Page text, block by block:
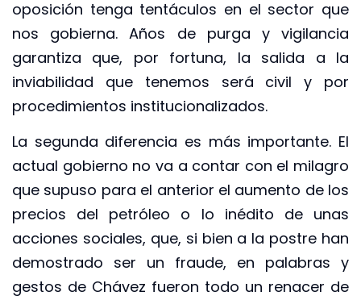
oposición tenga tentáculos en el sector que
nos gobierna. Años de purga y vigilancia
garantiza que, por fortuna, la salida a la
inviabilidad que tenemos será civil y por
procedimientos institucionalizados.
La segunda diferencia es más importante. El
actual gobierno no va a contar con el milagro
que supuso para el anterior el aumento de los
precios del petróleo o lo inédito de unas
acciones sociales, que, si bien a la postre han
demostrado ser un fraude, en palabras y
gestos de Chávez fueron todo un renacer de